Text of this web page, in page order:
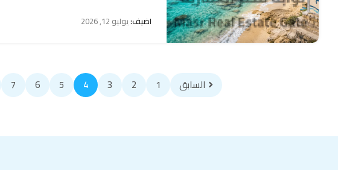
اضيف:يوليو 12, 2026
السابق 1
2
3
4
5
6
7